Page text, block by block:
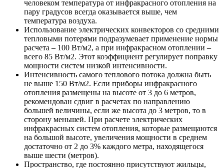
человеком температура от инфракрасного отопления на
пару градусов всегда оказывается выше, чем
температура воздуха.
Использование электрических конвекторов со средними
тепловыми потерями подразумевает применение нормы
расчета – 100 Вт/м2, а при инфракрасном отоплении –
всего 85 Вт/м2. Этот коэффициент регулирует поправку
мощности систем низкой интенсивности.
Интенсивность самого теплового потока должна быть
не выше 150 Вт/м2. Если приборы инфракрасного
отопления размещены на высоте от 3 до 6 метров,
рекомендован сдвиг в расчетах по направлению
большей величины, если же высота до 3 метров, то в
сторону меньшей. При расчете электрических
инфракрасных систем отопления, которые размещаются
на большой высоте, увеличения мощности в среднем
достаточно от 2 до 3% каждого метра, находящегося
выше шести (метров).
Пространство, где постоянно присутствуют жильцы,